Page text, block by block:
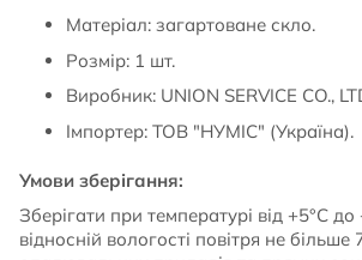
Матеріал: загартоване скло.
Розмір: 1 шт.
Виробник: UNION SERVICE CO.,
Імпортер: ТОВ "НУМІС" (Україна).
Умови зберігання:
Зберігати при температурі від +5°C до
відносній вологості повітря не більше